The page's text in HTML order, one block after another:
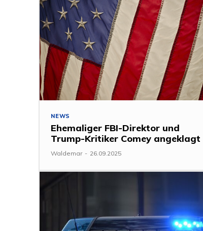
NEWS
Ehemaliger FBI-Direktor und
Trump-Kritiker Comey angeklagt
Waldemar - 26.09.2025